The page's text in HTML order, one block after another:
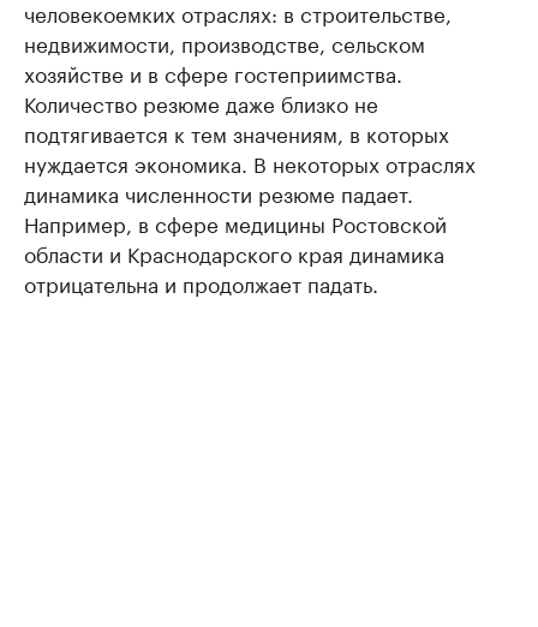
человекоемких отраслях: в строительстве,
недвижимости, производстве, сельском
хозяйстве и в сфере гостеприимства.
Количество резюме даже близко не
подтягивается к тем значениям, в которых
нуждается экономика. В некоторых отраслях
динамика численности резюме падает.
Например, в сфере медицины Ростовской
области и Краснодарского края динамика
отрицательна и продолжает падать.